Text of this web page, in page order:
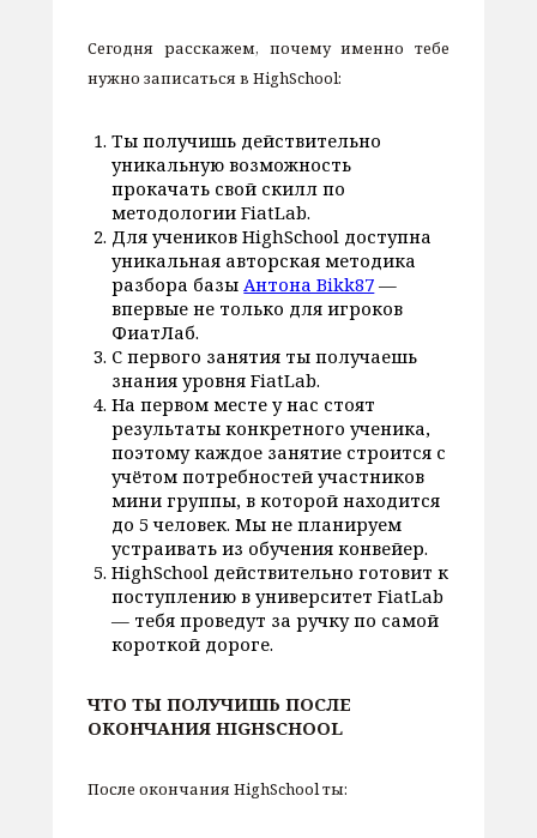
Сегодня расскажем, почему именно тебе
нужно записаться в HighSchool:
Ты получишь действительно
уникальную возможность
прокачать свой скилл по
методологии FiatLab.
Для учеников HighSchool доступна
уникальная авторская методика
разбора базыАнтона Bikk87 —
впервые не только для игроков
ФиатЛаб.
С первого занятия ты получаешь
знания уровня FiatLab.
На первом месте у нас стоят
результаты конкретного ученика,
поэтому каждое занятие строится с
учётом потребностей участников
мини группы, в которой находится
до 5 человек. Мы не планируем
устраивать из обучения конвейер.
HighSchool действительно готовит к
поступлению в университет FiatLab
— тебя проведут за ручку по самой
короткой дороге.
ЧТО ТЫ ПОЛУЧИШЬ ПОСЛЕ
ОКОНЧАНИЯ HIGHSCHOOL
После окончания HighSchool ты: